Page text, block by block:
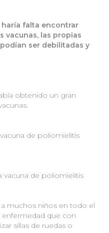
falta encontrar
vacunas, las propias
ser debilitadas y
obtenido un gran
de poliomielitis
vacuna de poliomielitis
muchos niños en todo el
que con
sillas de ruedas o